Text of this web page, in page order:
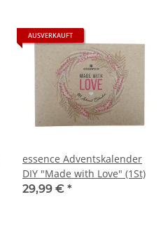
AUSVERKAUFT
essence Adventskalender
DIY "Made with Love" (1St)
29,99 € *